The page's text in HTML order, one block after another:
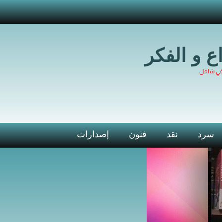
و الفكر
شامل
سرد نقد فنون إصدارات